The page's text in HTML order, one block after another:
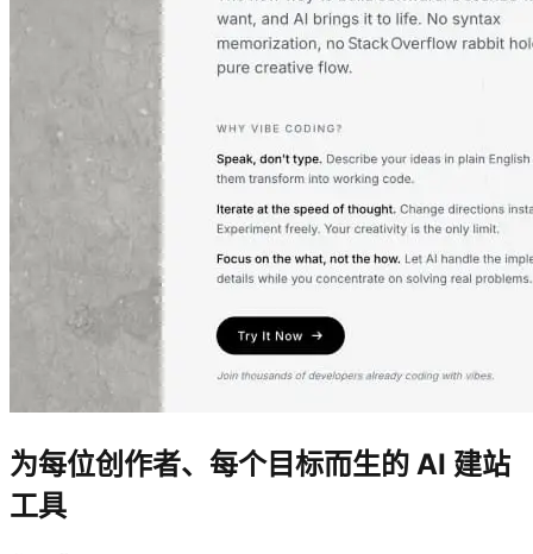
为每位创作者、每个目标而生的 AI 建站
工具